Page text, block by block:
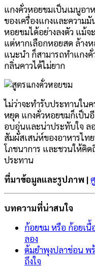
แกงคั่วหอยขมเป็นเมนูอ
ของเครื่องแกงและความ
หอยขมได้อย่างลงตัว แม้
แต่หากเลือกหอยสด ล้าง
แนะนำ ก็สามารถทำแกง
กลิ่นคาวได้ไม่ยาก
ไม่ว่าจะทำรับประทานใน
หยุด แกงคั่วหอยขมก็เป็น
อบอุ่นและน่าประทับใจ ล
สัมผัสเสน่ห์ของอาหารไ
โภชนาการ และชวนให้คิ
ประทาน
ที่มาข้อมูลและรูปภาพ |
บทความที่น่าสนใจ
ก้อยขม หรือ ก้อยเนื้
ลอง
ต้มยำพุงปลาช่อน พ
ถึงใจ